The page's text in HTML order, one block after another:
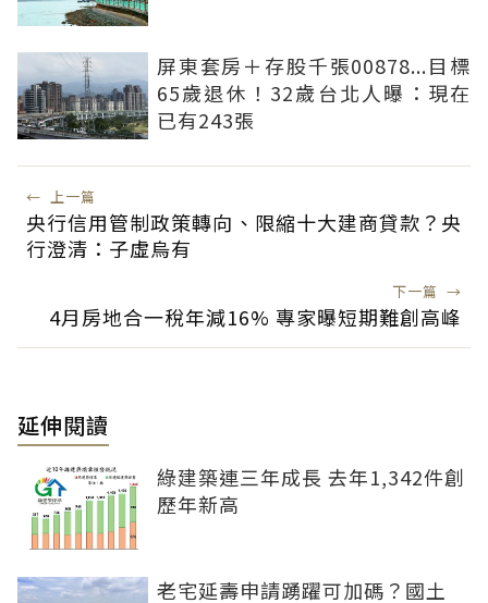
屏東套房＋存股千張00878...目標
65歲退休！32歲台北人曝：現在
已有243張
← 上一篇
央行信用管制政策轉向、限縮十大建商貸款？央
行澄清：子虛烏有
下一篇 →
4月房地合一稅年減16% 專家曝短期難創高峰
延伸閱讀
綠建築連三年成長 去年1,342件創
歷年新高
老宅延壽申請踴躍可加碼？國土